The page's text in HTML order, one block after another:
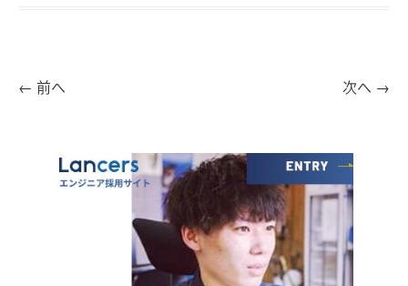
← 前へ 次へ →